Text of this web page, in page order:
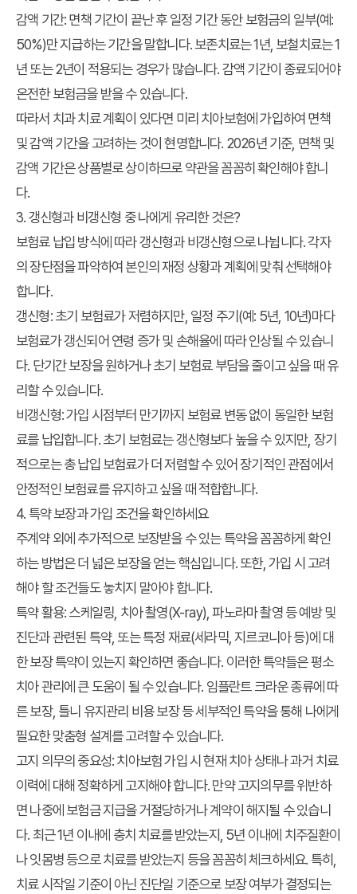
감액 기간:면책 기간이 끝난 후 일정 기간 동안 보험금의 일부(예:
50%)만 지급하는 기간을 말합니다. 보존치료는 1년, 보철치료는 1
년 또는 2년이 적용되는 경우가 많습니다. 감액 기간이 종료되어야
온전한 보험금을 받을 수 있습니다.
따라서 치과 치료 계획이 있다면 미리 치아보험에 가입하여 면책
및 감액 기간을 고려하는 것이 현명합니다. 2026년 기준, 면책 및
감액 기간은 상품별로 상이하므로 약관을 꼼꼼히 확인해야 합니
다.
3. 갱신형과 비갱신형 중 나에게 유리한 것은?
보험료 납입 방식에 따라 갱신형과 비갱신형으로 나뉩니다. 각자
의 장단점을 파악하여 본인의 재정 상황과 계획에 맞춰 선택해야
합니다.
갱신형:초기 보험료가 저렴하지만, 일정 주기(예: 5년, 10년)마다
보험료가 갱신되어 연령 증가 및 손해율에 따라 인상될 수 있습니
다. 단기간 보장을 원하거나 초기 보험료 부담을 줄이고 싶을 때 유
리할 수 있습니다.
비갱신형:가입 시점부터 만기까지 보험료 변동 없이 동일한 보험
료를 납입합니다. 초기 보험료는 갱신형보다 높을 수 있지만, 장기
적으로는 총 납입 보험료가 더 저렴할 수 있어 장기적인 관점에서
안정적인 보험료를 유지하고 싶을 때 적합합니다.
4. 특약 보장과 가입 조건을 확인하세요
주계약 외에 추가적으로 보장받을 수 있는 특약을 꼼꼼하게 확인
하는 방법은 더 넓은 보장을 얻는 핵심입니다. 또한, 가입 시 고려
해야 할 조건들도 놓치지 말아야 합니다.
특약 활용:스케일링, 치아 촬영(X-ray), 파노라마 촬영 등 예방 및
진단과 관련된 특약, 또는 특정 재료(세라믹, 지르코니아 등)에 대
한 보장 특약이 있는지 확인하면 좋습니다. 이러한 특약들은 평소
치아 관리에 큰 도움이 될 수 있습니다. 임플란트 크라운 종류에 따
른 보장, 틀니 유지관리 비용 보장 등 세부적인 특약을 통해 나에게
필요한 맞춤형 설계를 고려할 수 있습니다.
고지 의무의 중요성:치아보험 가입 시 현재 치아 상태나 과거 치료
이력에 대해 정확하게 고지해야 합니다. 만약 고지의무를 위반하
면 나중에 보험금 지급을 거절당하거나 계약이 해지될 수 있습니
다. 최근 1년 이내에 충치 치료를 받았는지, 5년 이내에 치주질환이
나 잇몸병 등으로 치료를 받았는지 등을 꼼꼼히 체크하세요. 특히,
치료 시작일 기준이 아닌 진단일 기준으로 보장 여부가 결정되는